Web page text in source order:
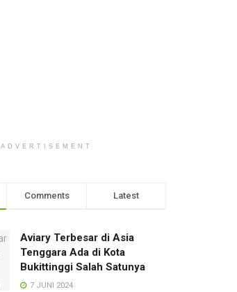
ADVERTISEMENT
Comments Latest
Aviary Terbesar di Asia
Tenggara Ada di Kota
Bukittinggi Salah Satunya
7 JUNI 2024